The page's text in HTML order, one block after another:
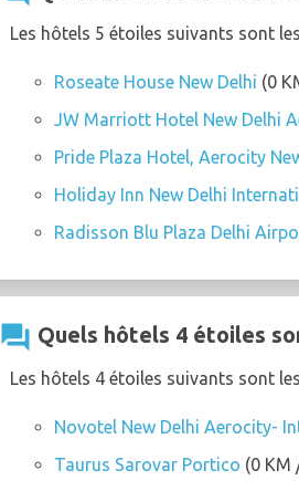
Les hôtels 5 étoiles suivants sont
Roseate House New Delhi (0
JW Marriott Hotel New Delhi
Pride Plaza Hotel, Aerocity
Holiday Inn New Delhi
Radisson Blu Plaza Delhi
question_answer Quels hôtels 4 étoiles
Les hôtels 4 étoiles suivants sont
Novotel New Delhi Aerocity-
Taurus Sarovar Portico (0 KM